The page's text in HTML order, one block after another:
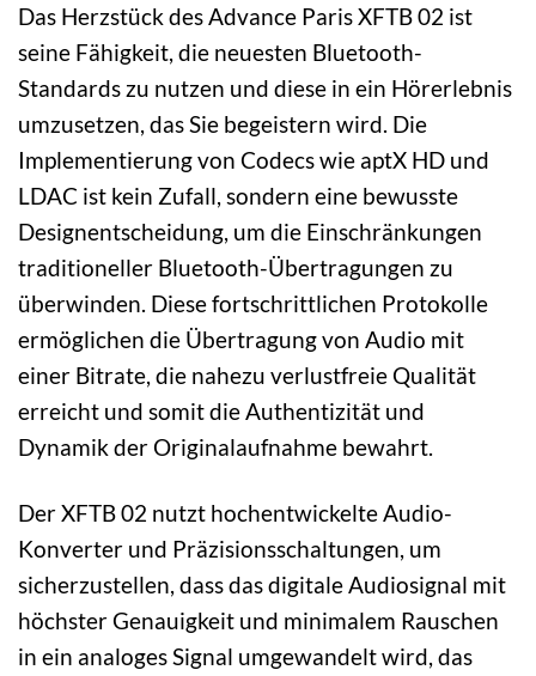
Das Herzstück des Advance Paris XFTB 02 ist
seine Fähigkeit, die neuesten Bluetooth-
Standards zu nutzen und diese in ein Hörerlebnis
umzusetzen, das Sie begeistern wird. Die
Implementierung von Codecs wie aptX HD und
LDAC ist kein Zufall, sondern eine bewusste
Designentscheidung, um die Einschränkungen
traditioneller Bluetooth-Übertragungen zu
überwinden. Diese fortschrittlichen Protokolle
ermöglichen die Übertragung von Audio mit
einer Bitrate, die nahezu verlustfreie Qualität
erreicht und somit die Authentizität und
Dynamik der Originalaufnahme bewahrt.
Der XFTB 02 nutzt hochentwickelte Audio-
Konverter und Präzisionsschaltungen, um
sicherzustellen, dass das digitale Audiosignal mit
höchster Genauigkeit und minimalem Rauschen
in ein analoges Signal umgewandelt wird, das